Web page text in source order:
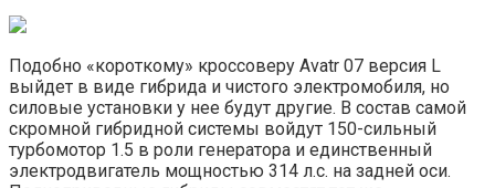
Подобно «короткому» кроссоверу Avatr 07 версия L
выйдет в виде гибрида и чистого электромобиля, но
силовые установки у нее будут другие. В состав самой
скромной гибридной системы войдут 150-сильный
турбомотор 1.5 в роли генератора и единственный
электродвигатель мощностью 314 л.с. на задней оси.